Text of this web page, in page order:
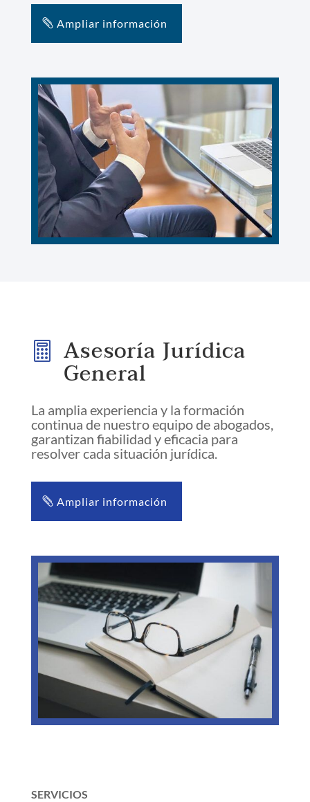
Ampliar información
 Asesoría Jurídica
General
La amplia experiencia y la formación
continua de nuestro equipo de abogados,
garantizan fiabilidad y eficacia para
resolver cada situación jurídica.
Ampliar información
SERVICIOS